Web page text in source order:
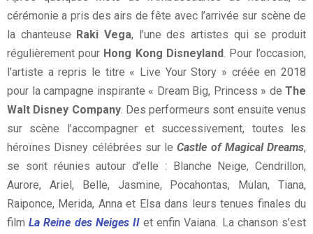
cérémonie a pris des airs de fête avec l’arrivée sur scène de
la chanteuse Raki Vega, l’une des artistes qui se produit
régulièrement pour Hong Kong Disneyland. Pour l’occasion,
l’artiste a repris le titre « Live Your Story » créée en 2018
pour la campagne inspirante « Dream Big, Princess » de The
Walt Disney Company. Des performeurs sont ensuite venus
sur scène l’accompagner et successivement, toutes les
héroïnes Disney célébrées sur leCastle of Magical Dreams,
se sont réunies autour d’elle : Blanche Neige, Cendrillon,
Aurore, Ariel, Belle, Jasmine, Pocahontas, Mulan, Tiana,
Raiponce, Merida, Anna et Elsa dans leurs tenues finales du
filmLa Reine des Neiges IIet enfin Vaiana. La chanson s’est